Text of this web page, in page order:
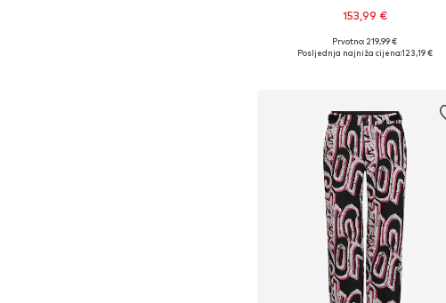
153,99 €
Dostupne veličine: S, M, XL
Prvotno: 219,99 €
Posljednja najniža cijena:123,19 €